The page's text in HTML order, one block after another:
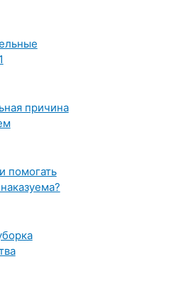
причина
помогать